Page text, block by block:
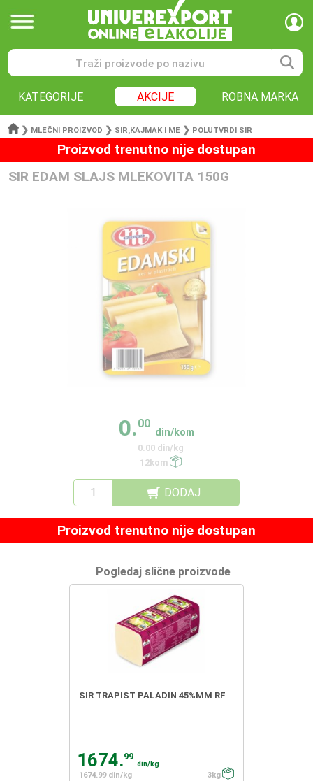
KATEGORIJE AKCIJE ROBNA MARKA
❯ MLEČNI PROIZVOD ❯ SIR,KAJMAK I ME ❯ POLUTVRDI SIR
Proizvod trenutno nije dostupan
SIR EDAM SLAJS MLEKOVITA 150G
0.00
din/kom
0.00 din/kg
12kom
DODAJ
Proizvod trenutno nije dostupan
Pogledaj slične proizvode
SIR TRAPIST PALADIN 45%MM RF
1674.99
din/kg
1674.99 din/kg
3kg